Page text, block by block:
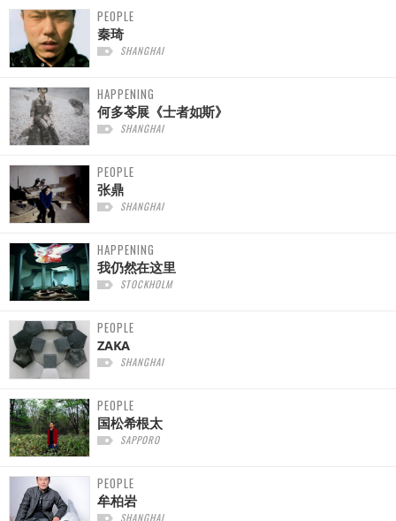
PEOPLE
秦琦
SHANGHAI
HAPPENING
何多苓展《士者如斯》
SHANGHAI
PEOPLE
张鼎
SHANGHAI
HAPPENING
我仍然在这里
STOCKHOLM
PEOPLE
ZAKA
SHANGHAI
PEOPLE
国松希根太
SAPPORO
PEOPLE
牟柏岩
SHANGHAI